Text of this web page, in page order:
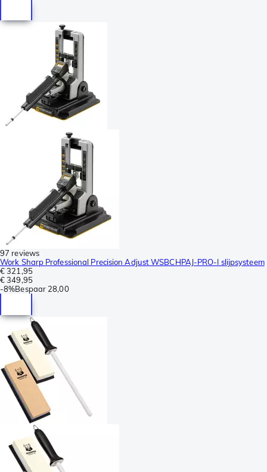
97 reviews
Work Sharp Professional Precision Adjust WSBCHPAJ-PRO-I slijpsysteem
€ 321,95
€ 349,95
-8%Bespaar 28,00